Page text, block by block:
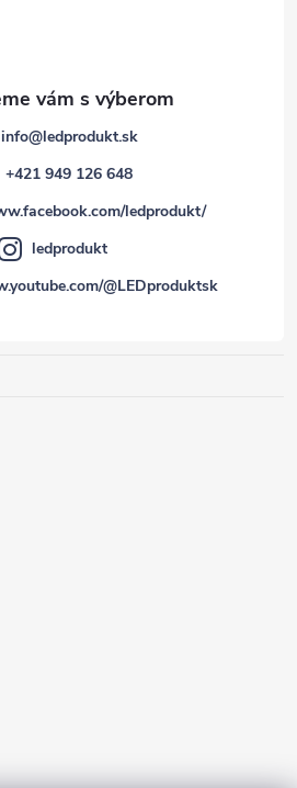
info@ledprodukt.sk
+421 949 126 648
ledprodukt/
ledprodukt
@LEDproduktsk